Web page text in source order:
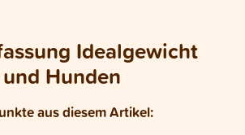
Idealgewicht
Hunden
aus diesem Artikel: